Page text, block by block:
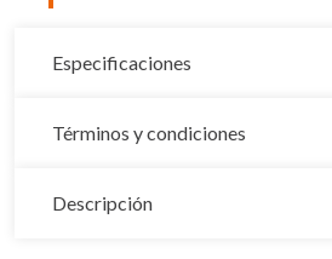
Especificaciones
Términos y condiciones
Descripción